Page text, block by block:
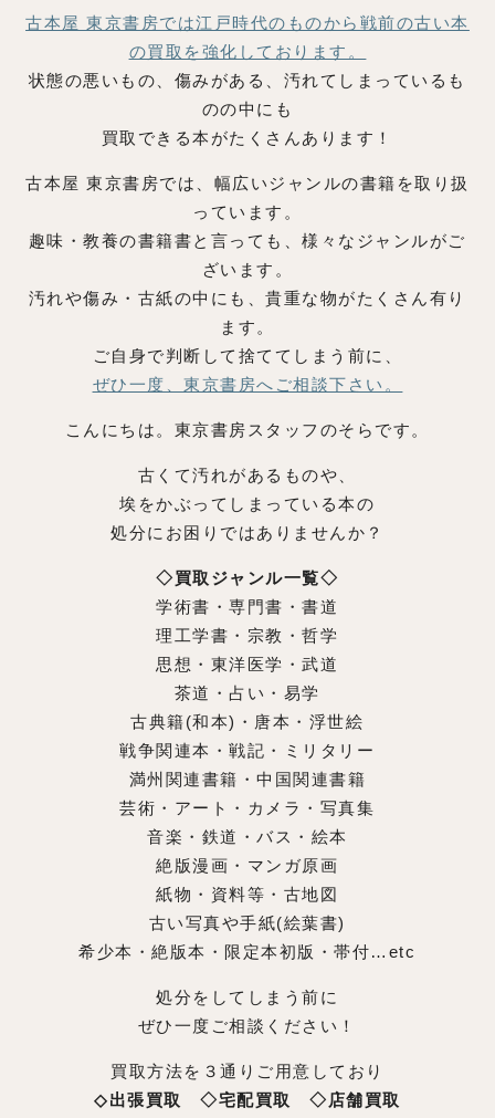
古本屋 東京書房では江戸時代のものから戦前の古い本
の買取を強化しております。
状態の悪いもの、傷みがある、汚れてしまっているも
のの中にも
買取できる本がたくさんあります！
古本屋 東京書房では、幅広いジャンルの書籍を取り扱
っています。
趣味・教養の書籍書と言っても、様々なジャンルがご
ざいます。
汚れや傷み・古紙の中にも、貴重な物がたくさん有り
ます。
ご自身で判断して捨ててしまう前に、
ぜひ一度、東京書房へご相談下さい。
こんにちは。東京書房スタッフのそらです。
古くて汚れがあるものや、
埃をかぶってしまっている本の
処分にお困りではありませんか？
◇買取ジャンル一覧◇
学術書・専門書・書道
理工学書・宗教・哲学
思想・東洋医学・武道
茶道・占い・易学
古典籍(和本)・唐本・浮世絵
戦争関連本・戦記・ミリタリー
満州関連書籍・中国関連書籍
芸術・アート・カメラ・写真集
音楽・鉄道・バス・絵本
絶版漫画・マンガ原画
紙物・資料等・古地図
古い写真や手紙(絵葉書)
希少本・絶版本・限定本初版・帯付…etc
処分をしてしまう前に
ぜひ一度ご相談ください！
買取方法を３通りご用意しており
◇出張買取 ◇宅配買取 ◇店舗買取